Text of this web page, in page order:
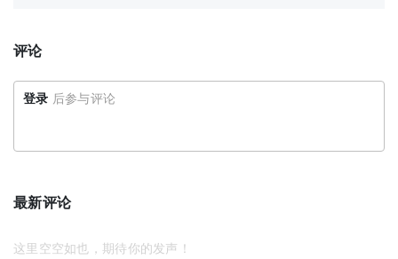
评论
登录 后参与评论
最新评论
这里空空如也，期待你的发声！